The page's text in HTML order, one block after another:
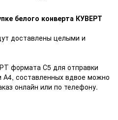
белого конверта КУВЕРТ
доставлены целыми и
формата С5 для отправки
составленных вдвое можно
онлайн или по телефону.